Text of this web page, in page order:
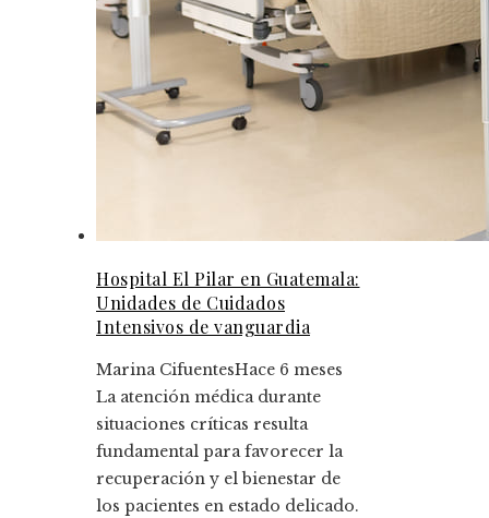
Hospital El Pilar en Guatemala:
Unidades de Cuidados
Intensivos de vanguardia
Marina CifuentesHace 6 meses
La atención médica durante
situaciones críticas resulta
fundamental para favorecer la
recuperación y el bienestar de
los pacientes en estado delicado.